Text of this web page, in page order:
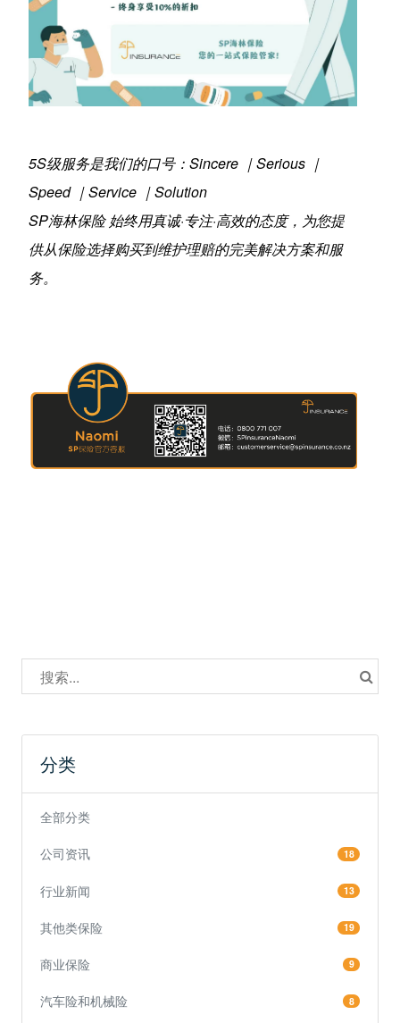
5S级服务是我们的口号：Sincere ｜Serious ｜
Speed ｜Service ｜Solution
SP海林保险 始终用真诚·专注·高效的态度，为您提
供从保险选择购买到维护理赔的完美解决方案和服
务。
分类
全部分类
公司资讯 18
行业新闻 13
其他类保险 19
商业保险 9
汽车险和机械险 8